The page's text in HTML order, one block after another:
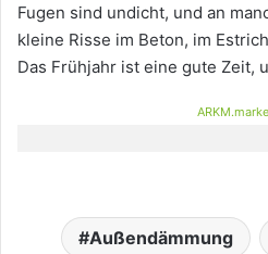
Fugen sind undicht, und an
kleine Risse im Beton, im
Das Frühjahr ist eine gute Zeit,
Außendämmung